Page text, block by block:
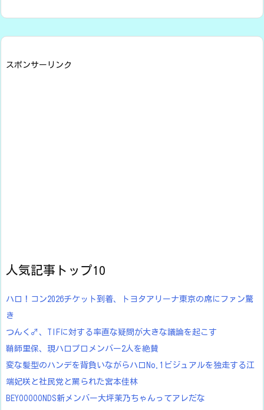
スポンサーリンク
人気記事トップ10
ハロ！コン2026チケット到着、トヨタアリーナ東京の席にファン驚
き
つんく♂、TIFに対する率直な疑問が大きな議論を起こす
鞘師里保、現ハロプロメンバー2人を絶賛
変な髪型のハンデを背負いながらハロNo.1ビジュアルを独走する江
端妃咲と社民党と罵られた宮本佳林
BEYOOOOONDS新メンバー大坪茉乃ちゃんってアレだな